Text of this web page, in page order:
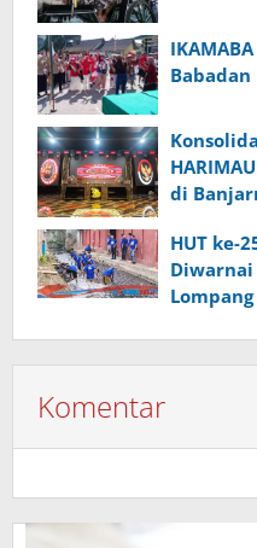
di
HUT ke-25 Partai Demokrat
Diwarnai
Komentar